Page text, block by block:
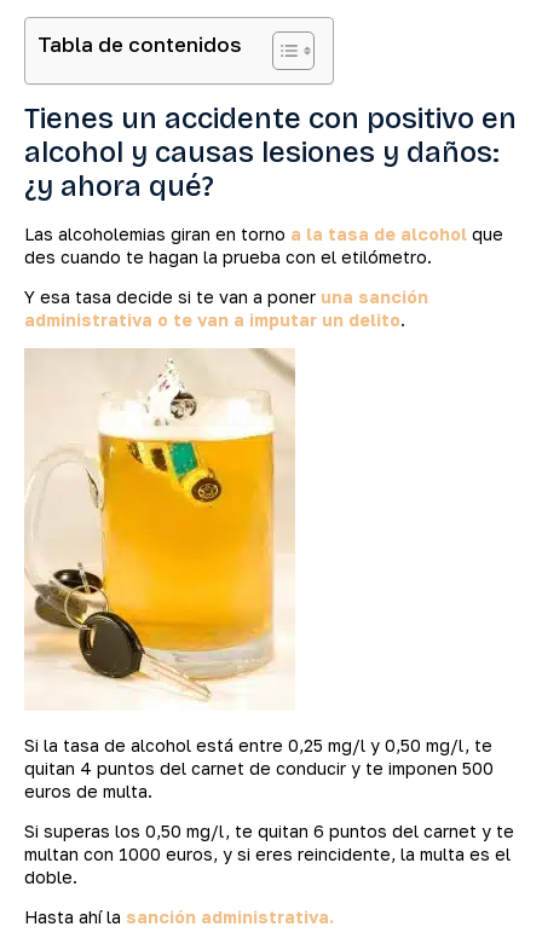
Tabla de contenidos
Tienes un accidente con positivo en
alcohol y causas lesiones y daños:
¿y ahora qué?
Las alcoholemias giran en torno a la tasa de alcohol que
des cuando te hagan la prueba con el etilómetro.
Y esa tasa decide si te van a poner una sanción
administrativa o te van a imputar un delito.
Si la tasa de alcohol está entre 0,25 mg/l y 0,50 mg/l, te
quitan 4 puntos del carnet de conducir y te imponen 500
euros de multa.
Si superas los 0,50 mg/l, te quitan 6 puntos del carnet y te
multan con 1000 euros, y si eres reincidente, la multa es el
doble.
Hasta ahí la sanción administrativa.